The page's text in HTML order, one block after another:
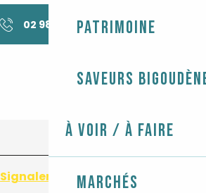
Patrimoine
Saveurs
À voir / À faire
Marchés
02 98 56 33▒▒
Signaler une erreur